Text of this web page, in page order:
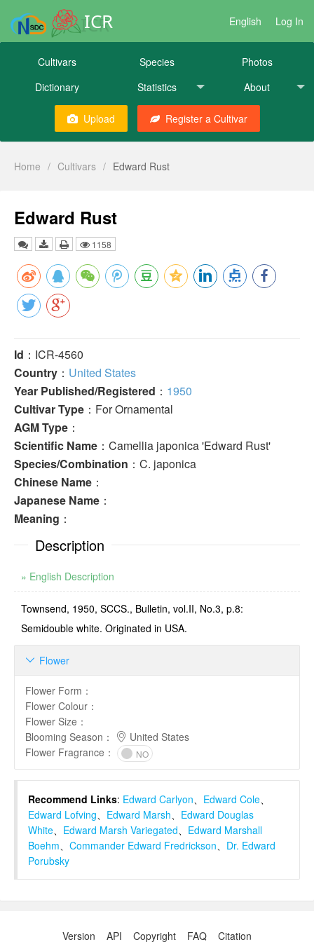
ICR English Log In
Cultivars Species
Photos
Dictionary
Statistics About
Upload Register a Cultivar
Home / Cultivars / Edward Rust
Edward Rust
1158
Id ：ICR-4560
Country ： United States
Year Published/Registered ： 1950
Cultivar Type ：For Ornamental
AGM Type ：
Scientific Name ：Camellia japonica 'Edward Rust'
Species/Combination ：C. japonica
Chinese Name ：
Japanese Name ：
Meaning ：
Description
» English Description
Townsend, 1950, SCCS., Bulletin, vol.II, No.3, p.8:
Semidouble white. Origi­nated in USA.
Flower

Flower Form ：
Flower Colour ：
Flower Size ：
Blooming Season ：
United States
Flower Fragrance ： NO
Recommend Links: Edward Carlyon、 Edward Cole、
Edward Lofving、 Edward Marsh、 Edward Douglas
White、 Edward Marsh Variegated、 Edward Marshall
Boehm、 Commander Edward Fredrickson、 Dr. Edward
Porubsky
Version API Copyright FAQ Citation